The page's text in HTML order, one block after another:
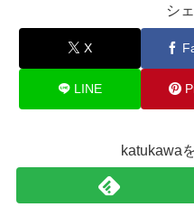
シ
X
LINE
katukawa